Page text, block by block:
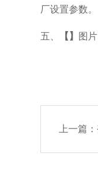
厂设置参数。
五、 【】 图片
上一篇：